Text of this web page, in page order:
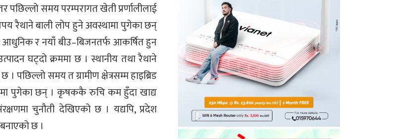
पछिल्लो समय परम्परागत खेती प्रर्णालीलाई
रैथाने बाली लोप हुने अवस्थामा पुगेका छन्
र नयाँ बीउ–बिजनतर्फ आकर्षित हुन
घट्दो क्रममा छ । स्थानीय तथा रैथाने
पछिल्लो समय त ग्रामीण क्षेत्रसम्म हाइब्रिड
पुगेका छन् । कृषककै रुचि कम हुँदा खाद्य
चुनौती देखिएको छ । यद्यपि, प्रदेश
छ ।